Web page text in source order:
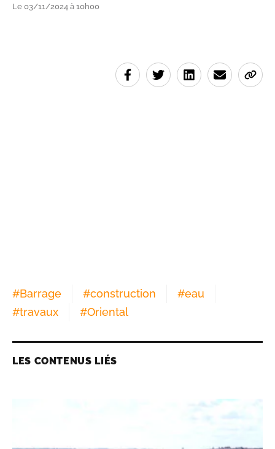
Le 03/11/2024 à 10h00
#Barrage #construction #eau
#travaux #Oriental
LES CONTENUS LIÉS